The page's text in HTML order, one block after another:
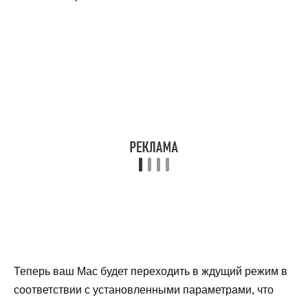
Теперь ваш Mac будет переходить в ждущий режим в
соответствии с установленными параметрами, что